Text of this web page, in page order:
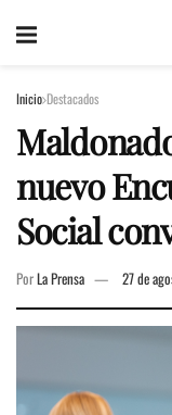
Inicio Destacados
nuevo
Social
PorLa Prensa 27 de